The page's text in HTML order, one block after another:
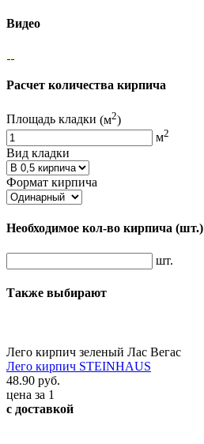
Видео
Расчет количества кирпича
Площадь кладки (м2)
м2
Вид кладки
Формат кирпича
Необходимое кол-во кирпича (шт.)
шт.
Также выбирают
Лего кирпич зеленый Лас Вегас
Лего кирпич STEINHAUS
48.90 руб.
цена за 1
с доставкой